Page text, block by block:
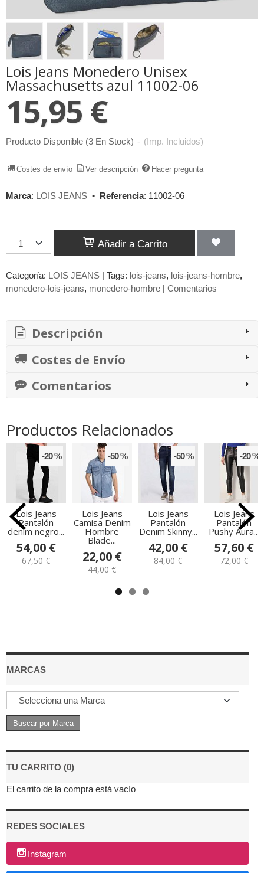
MARCAS
TU CARRITO (0)
El carrito de la compra está vacío
REDES SOCIALES
Instagram
Lois Jeans Monedero Unisex
Massachusetts azul 11002-06
15,95 €
Producto Disponible (3 En Stock) - (Imp. Incluidos)
Costes de envío Ver descripción Hacer pregunta
Marca: LOIS JEANS • Referencia: 11002-06
Añadir a Carrito
Categoría: LOIS JEANS | Tags: lois-jeans lois-jeans-hombre
monedero-lois-jeans monedero-hombre | Comentarios
Descripción
Costes de Envío
Comentarios
Productos Relacionados
-20 %
Lois Jeans
Pantalón
denim negro...
54,00 €
67,50 €
-50 %
Lois Jeans
Camisa Denim
Hombre
Blade...
22,00 €
44,00 €
-50 %
Lois Jeans
Pantalón
Denim Skinny...
42,00 €
84,00 €
-20 %
Lois Jeans
Pantalón
Pushy Aura...
57,60 €
72,00 €